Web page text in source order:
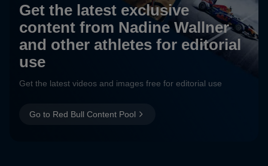
Get the latest exclusive
content from Nadine Wallner
and other athletes for editorial
use
Get the latest videos and images free for editorial use
Go to Red Bull Content Pool